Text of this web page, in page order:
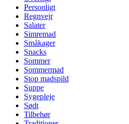
Personligt
Regnvejr
Salater
Simremad
Småkager
Snacks
Sommer
Sommermad
Stop madspild
Suppe
Sygepleje
Sødt
Tilbehør